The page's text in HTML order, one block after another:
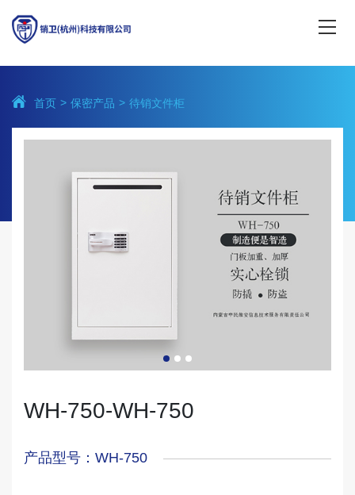
首页 保密产品 待销文件柜
WH-750-WH-750
产品型号：WH-750